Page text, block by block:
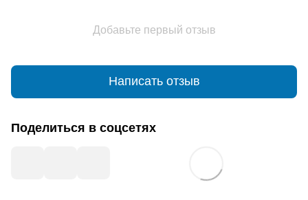
Добавьте первый отзыв
Написать отзыв
Поделиться в соцсетях